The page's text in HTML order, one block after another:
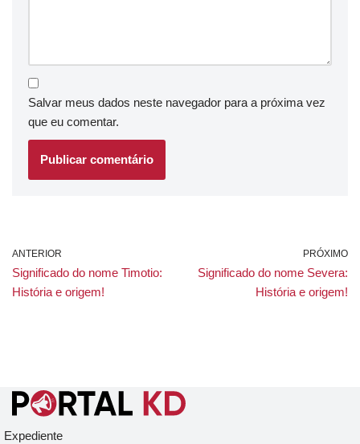
Salvar meus dados neste navegador para a próxima vez
que eu comentar.
ANTERIOR
Significado do nome Timotio:
História e origem!
PRÓXIMO
Significado do nome Severa:
História e origem!
Expediente